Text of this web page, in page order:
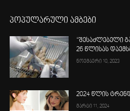
პოპულარული ამბები
“შესაძლებელი
26 წლისას
ნოემბერი 10, 2023
2024 წლის
მარტი 11, 2024